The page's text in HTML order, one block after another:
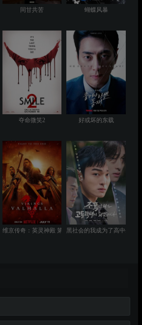
同甘共苦 蝴蝶风暴
夺命微笑2 好或坏的东载
维京传奇：英灵神殿 第三季黑社会的我成为了高中生